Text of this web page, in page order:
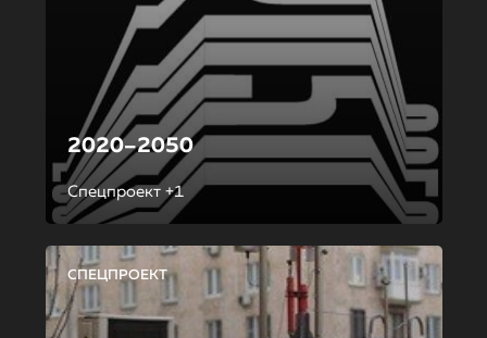
2020–2050
Спецпроект +1
СПЕЦПРОЕКТ